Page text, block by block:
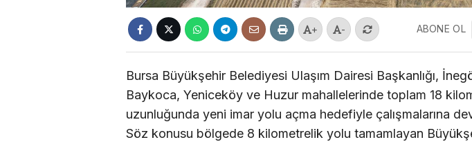
+ - ABONE OL
Bursa Büyükşehir Belediyesi Ulaşım Dairesi Başkanlığı,
Baykoca, Yeniceköy ve Huzur mahallelerinde toplam 18
uzunluğunda yeni imar yolu açma hedefiyle çalışmalarına
Söz konusu bölgede 8 kilometrelik yolu tamamlayan